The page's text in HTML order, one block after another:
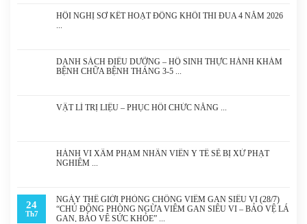
HỘI NGHỊ SƠ KẾT HOẠT ĐỘNG KHỐI THI ĐUA 4 NĂM 2026
DANH SÁCH ĐIỀU DƯỠNG – HỘ SINH THỰC HÀNH KHÁM
BỆNH CHỮA BỆNH THÁNG 3-5
VẬT LÍ TRỊ LIỆU – PHỤC HỒI CHỨC NĂNG
HÀNH VI XÂM PHẠM NHÂN VIÊN Y TẾ SẼ BỊ XỬ PHẠT
NGHIÊM
24
Th7
NGÀY THẾ GIỚI PHÒNG CHỐNG VIÊM GAN SIÊU VI (28/7)
“CHỦ ĐỘNG PHÒNG NGỪA VIÊM GAN SIÊU VI – BẢO VỆ LÁ
GAN, BẢO VỆ SỨC KHỎE”